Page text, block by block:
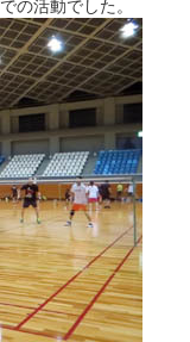
の活動でした。